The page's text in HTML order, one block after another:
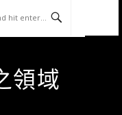
領域